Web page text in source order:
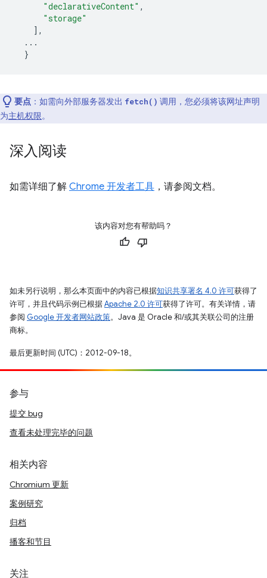
"declarativeContent" ,
"storage"
],
...
}
要点 ：如需向外部服务器发出 fetch() 调用，您必须将该网址声明
为主机权限。
深入阅读
如需详细了解 Chrome 开发者工具 ，请参阅文档。
该内容对您有帮助吗？
如未另行说明，那么本页面中的内容已根据知识共享署名 4.0 许可获得了
许可，并且代码示例已根据Apache 2.0 许可获得了许可。有关详情，请
参阅 Google 开发者网站政策。Java 是 Oracle 和/或其关联公司的注册
商标。
最后更新时间 (UTC)：2012-09-18。
参与
提交 bug
查看未处理完毕的问题
相关内容
Chromium 更新
案例研究
归档
播客和节目
关注